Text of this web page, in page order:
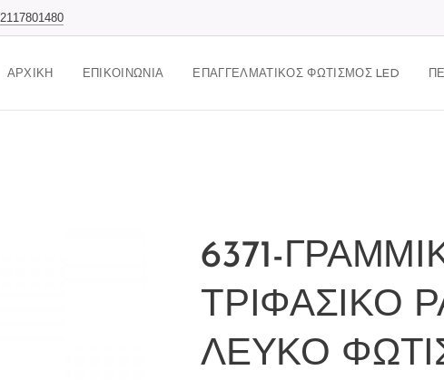
2117801480
ΑΡΧΙΚΉ ΕΠΙΚΟΙΝΩΝΊΑ ΕΠΑΓΓΕΛΜΑΤΙΚΟΣ ΦΩΤΙΣΜΟΣ LED
6371-
ΤΡΙΦΑΣΙΚΟ
ΛΕΥΚΟ